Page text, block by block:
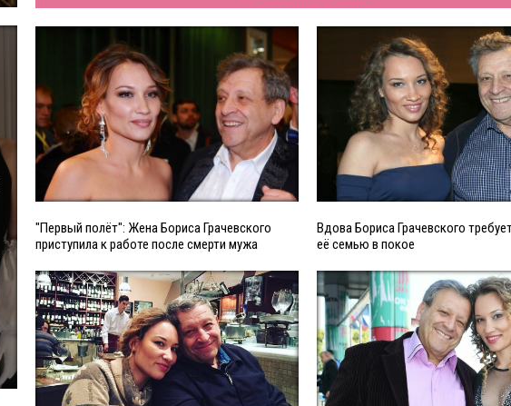
"Первый полёт": Жена Бориса Грачевского
приступила к работе после смерти мужа
Вдова Бориса Грачевского
её семью в покое